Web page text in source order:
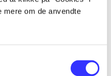
om de anvendte
på udgivelser